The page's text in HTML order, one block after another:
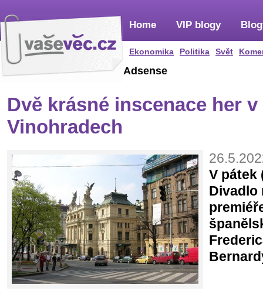
Home
Ekonomika Politika Svět
VIP blogy
Adsense
Dvě krásné inscenace her
Vinohradech
V pátek
Divadlo